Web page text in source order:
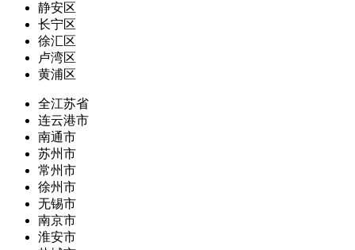
静安区
长宁区
徐汇区
卢湾区
黄浦区
全江苏省
连云港市
南通市
苏州市
常州市
徐州市
无锡市
南京市
淮安市